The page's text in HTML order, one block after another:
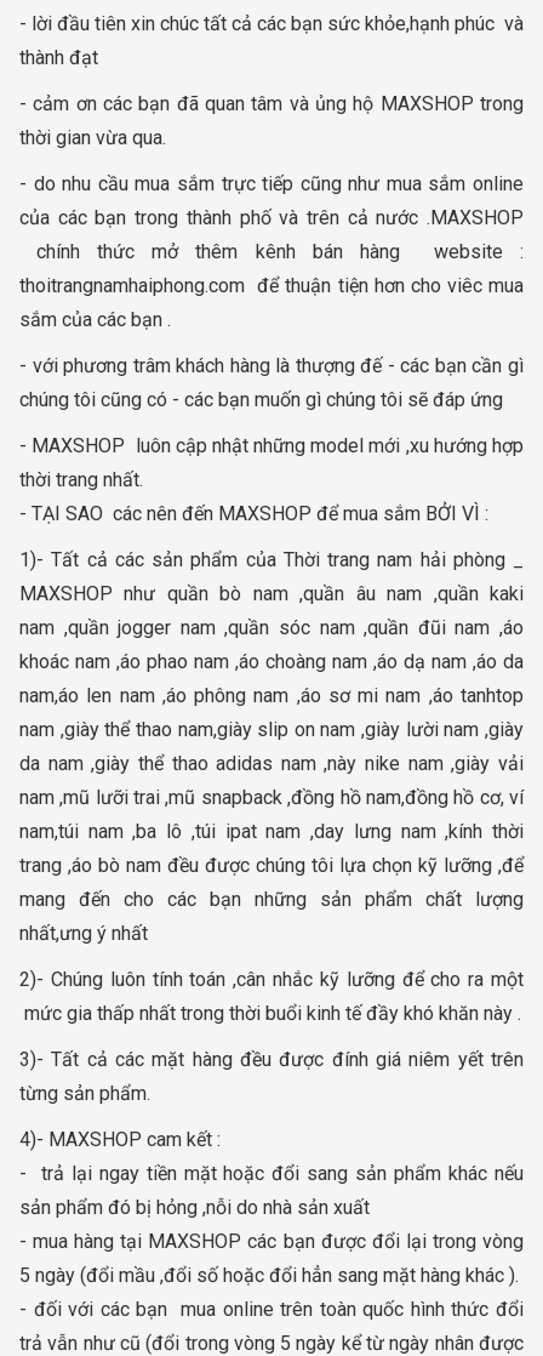
- lời đầu tiên xin chúc tất cả các bạn sức khỏe,hạnh phúc và
thành đạt
- cảm ơn các bạn đã quan tâm và ủng hộ MAXSHOP trong
thời gian vừa qua.
- do nhu cầu mua sắm trực tiếp cũng như mua sắm online
của các bạn trong thành phố và trên cả nước .MAXSHOP
chính thức mở thêm kênh bán hàng website :
thoitrangnamhaiphong.com để thuận tiện hơn cho viêc mua
sắm của các bạn .
- với phương trâm khách hàng là thượng đế - các bạn cần gì
chúng tôi cũng có - các bạn muốn gì chúng tôi sẽ đáp ứng
- MAXSHOP luôn cập nhật những model mới ,xu hướng hợp
thời trang nhất.
- TẠI SAO các nên đến MAXSHOP để mua sắm BỞI VÌ :
1)- Tất cả các sản phẩm của Thời trang nam hải phòng _
MAXSHOP như quần bò nam ,quần âu nam ,quần kaki
nam ,quần jogger nam ,quần sóc nam ,quần đũi nam ,áo
khoác nam ,áo phao nam ,áo choàng nam ,áo dạ nam ,áo da
nam,áo len nam ,áo phông nam ,áo sơ mi nam ,áo tanhtop
nam ,giày thể thao nam,giày slip on nam ,giày lười nam ,giày
da nam ,giày thể thao adidas nam ,này nike nam ,giày vải
nam ,mũ lưỡi trai ,mũ snapback ,đồng hồ nam,đồng hồ cơ, ví
nam,túi nam ,ba lô ,túi ipat nam ,day lưng nam ,kính thời
trang ,áo bò nam đều được chúng tôi lựa chọn kỹ lưỡng ,để
mang đến cho các bạn những sản phẩm chất lượng
nhất,ưng ý nhất
2)- Chúng luôn tính toán ,cân nhắc kỹ lưỡng để cho ra một
mức gia thấp nhất trong thời buổi kinh tế đầy khó khăn này .
3)- Tất cả các mặt hàng đều được đính giá niêm yết trên
từng sản phẩm.
4)- MAXSHOP cam kết :
- trả lại ngay tiền mặt hoặc đổi sang sản phẩm khác nếu
sản phẩm đó bị hỏng ,nỗi do nhà sản xuất
- mua hàng tại MAXSHOP các bạn được đổi lại trong vòng
5 ngày (đổi mầu ,đổi số hoặc đổi hẳn sang mặt hàng khác ).
- đối với các bạn mua online trên toàn quốc hình thức đổi
trả vẫn như cũ (đổi trong vòng 5 ngày kể từ ngày nhân được